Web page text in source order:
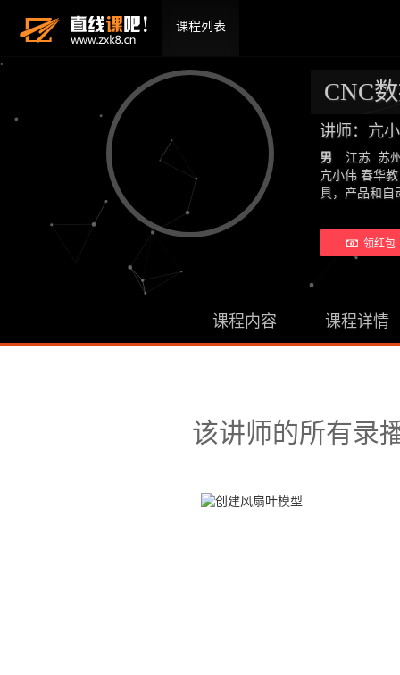
课程列表
CNC
讲师：亢
男
江苏 苏
亢小伟 春华
具，产品和
领红包
课程内容 课程详情
该讲师的所有录